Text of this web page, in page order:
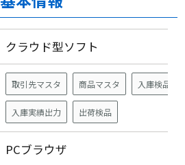
クラウド型ソフト
取引先マスタ 商品マスタ 入庫検品
入庫実績出力 出荷検品
PCブラウザ